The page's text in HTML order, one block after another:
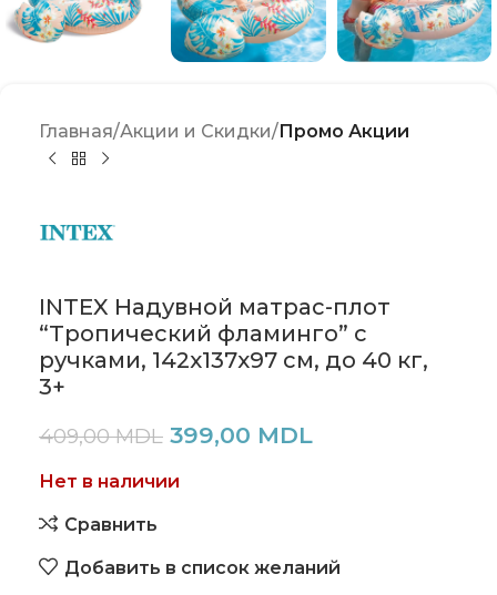
Главная Акции и Скидки Промо Акции
INTEX Надувной матрас-плот
“Тропический фламинго” с
ручками, 142x137x97 см, до 40 кг,
3+
409,00MDL 399,00 MDL
Нет в наличии
Сравнить
Добавить в список желаний